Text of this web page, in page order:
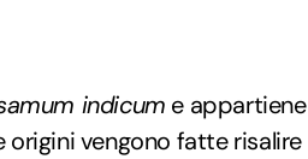
indicum e appartiene
origini vengono fatte risalire